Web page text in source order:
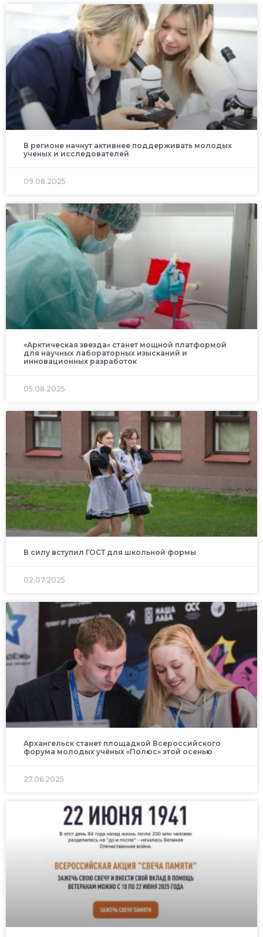
В регионе начнут активнее поддерживать молодых
ученых и исследователей
09.08.2025
«Арктическая звезда» станет мощной платформой
для научных лабораторных изысканий и
инновационных разработок
05.08.2025
В силу вступил ГОСТ для школьной формы
02.07.2025
Архангельск станет площадкой Всероссийского
форума молодых учёных «Полюс» этой осенью
27.06.2025